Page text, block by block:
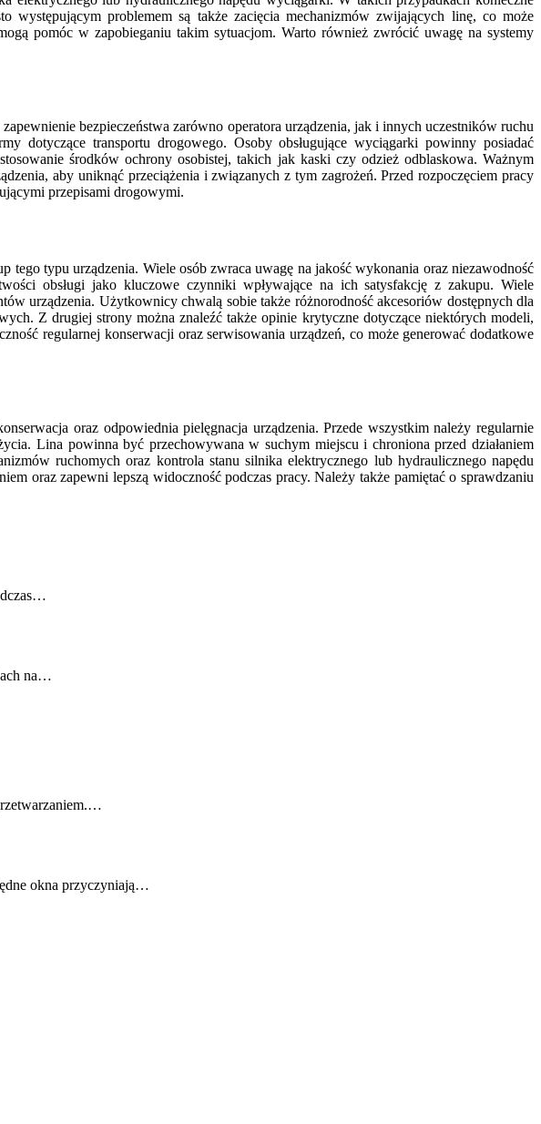
występującym problemem są także zacięcia mechanizmów zwijających linę, co może
pomóc w zapobieganiu takim sytuacjom. Warto również zwrócić uwagę na systemy
bezpieczeństwa zarówno operatora urządzenia, jak i innych uczestników ruchu
dotyczące transportu drogowego. Osoby obsługujące wyciągarki powinny posiadać
środków ochrony osobistej, takich jak kaski czy odzież odblaskowa. Ważnym
aby uniknąć przeciążenia i związanych z tym zagrożeń. Przed rozpoczęciem pracy
przepisami drogowymi.
typu urządzenia. Wiele osób zwraca uwagę na jakość wykonania oraz niezawodność
obsługi jako kluczowe czynniki wpływające na ich satysfakcję z zakupu. Wiele
urządzenia. Użytkownicy chwalą sobie także różnorodność akcesoriów dostępnych dla
Z drugiej strony można znaleźć także opinie krytyczne dotyczące niektórych modeli,
regularnej konserwacji oraz serwisowania urządzeń, co może generować dodatkowe
oraz odpowiednia pielęgnacja urządzenia. Przede wszystkim należy regularnie
Lina powinna być przechowywana w suchym miejscu i chroniona przed działaniem
ruchomych oraz kontrola stanu silnika elektrycznego lub hydraulicznego napędu
oraz zapewni lepszą widoczność podczas pracy. Należy także pamiętać o sprawdzaniu
na…
okna przyczyniają…